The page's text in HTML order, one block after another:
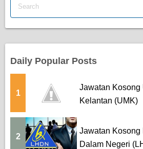
Daily Popular Posts
1
Jawatan
Kelantan (UMK)
2
Jawatan Kosong
Dalam Negeri